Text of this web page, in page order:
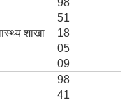
शाखा
98
51
18
05
09
98
41